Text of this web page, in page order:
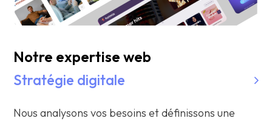
Notre expertise web
Stratégie digitale
Nous analysons vos besoins et définissons une